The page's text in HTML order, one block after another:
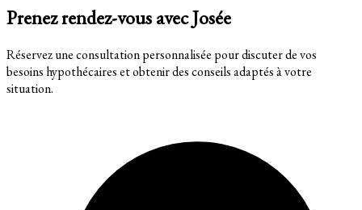
Prenez rendez-vous avec Josée
Réservez une consultation personnalisée pour discuter de vos
besoins hypothécaires et obtenir des conseils adaptés à votre
situation.